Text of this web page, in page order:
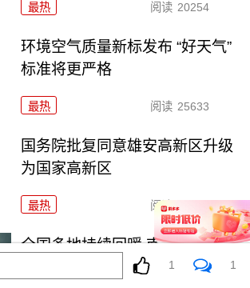
最热 阅读 20254
环境空气质量新标发布 “好天气”
标准将更严格
最热 阅读 25633
国务院批复同意雄安高新区升级
为国家高新区
最热 阅读 25325
全国多地持续回暖 南方将开启新
1 1